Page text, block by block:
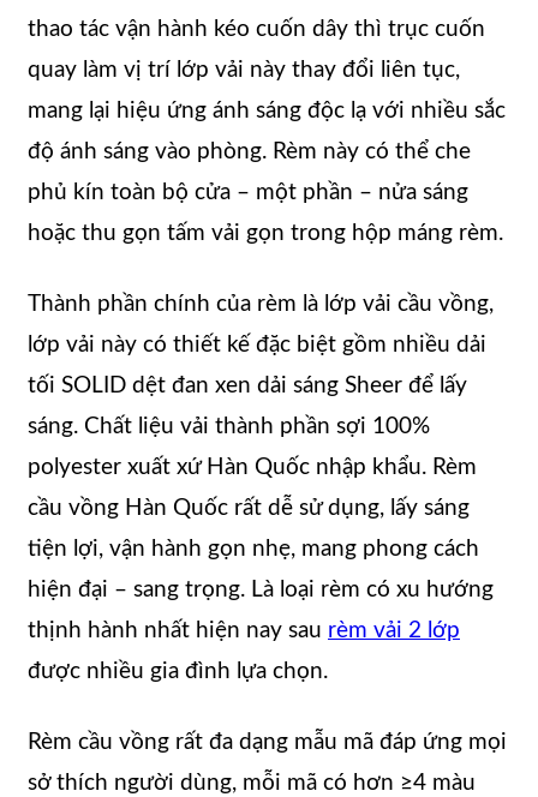
thao tác vận hành kéo cuốn dây thì trục cuốn
quay làm vị trí lớp vải này thay đổi liên tục,
mang lại hiệu ứng ánh sáng độc lạ với nhiều sắc
độ ánh sáng vào phòng. Rèm này có thể che
phủ kín toàn bộ cửa – một phần – nửa sáng
hoặc thu gọn tấm vải gọn trong hộp máng rèm.
Thành phần chính của rèm là lớp vải cầu vồng,
lớp vải này có thiết kế đặc biệt gồm nhiều dải
tối SOLID dệt đan xen dải sáng Sheer để lấy
sáng. Chất liệu vải thành phần sợi 100%
polyester xuất xứ Hàn Quốc nhập khẩu. Rèm
cầu vồng Hàn Quốc rất dễ sử dụng, lấy sáng
tiện lợi, vận hành gọn nhẹ, mang phong cách
hiện đại – sang trọng. Là loại rèm có xu hướng
thịnh hành nhất hiện nay sau rèm vải 2 lớp
được nhiều gia đình lựa chọn.
Rèm cầu vồng rất đa dạng mẫu mã đáp ứng mọi
sở thích người dùng, mỗi mã có hơn ≥4 màu